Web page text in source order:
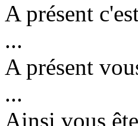
A présent
...
A présent
...
Ainsi vous